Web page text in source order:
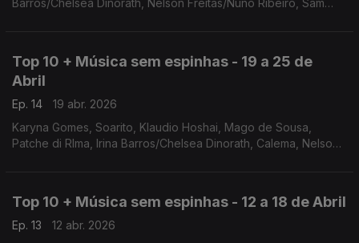
Barros/Chelsea Dinorath, Nelson Freitas/Nuno Ribeiro, Sam
Top 10 + Música sem espinhas - 19 a 25 de
Abril
Ep. 14
19 abr. 2026
Karyna Gomes, Soarito, Klaudio Hoshai, Mago de Sousa,
Patche di RIma, Irina Barros/Chelsea Dinorath, Calema, Nelson
Top 10 + Música sem espinhas - 12 a 18 de Abril
Ep. 13
12 abr. 2026